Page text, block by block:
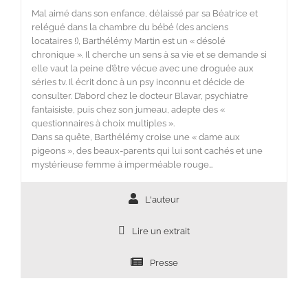
Mal aimé dans son enfance, délaissé par sa Béatrice et
relégué dans la chambre du bébé (des anciens
locataires !), Barthélémy Martin est un « désolé
chronique ». Il cherche un sens à sa vie et se demande si
elle vaut la peine d’être vécue avec une droguée aux
séries tv. Il écrit donc à un psy inconnu et décide de
consulter. D’abord chez le docteur Blavar, psychiatre
fantaisiste, puis chez son jumeau, adepte des «
questionnaires à choix multiples ».
Dans sa quête, Barthélémy croise une « dame aux
pigeons », des beaux-parents qui lui sont cachés et une
mystérieuse femme à imperméable rouge…
L'auteur
Lire un extrait
Presse